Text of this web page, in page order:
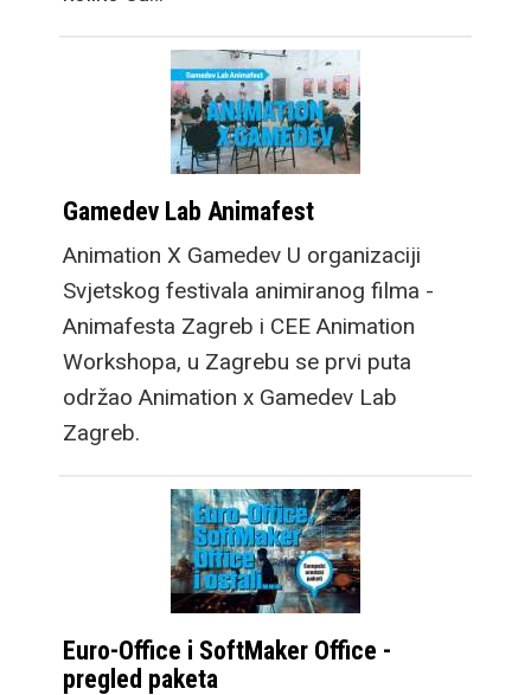
Gamedev Lab Animafest
Animation X Gamedev U organizaciji
Svjetskog festivala animiranog filma -
Animafesta Zagreb i CEE Animation
Workshopa, u Zagrebu se prvi puta
održao Animation x Gamedev Lab
Zagreb.
Euro-Office i SoftMaker Office -
pregled paketa